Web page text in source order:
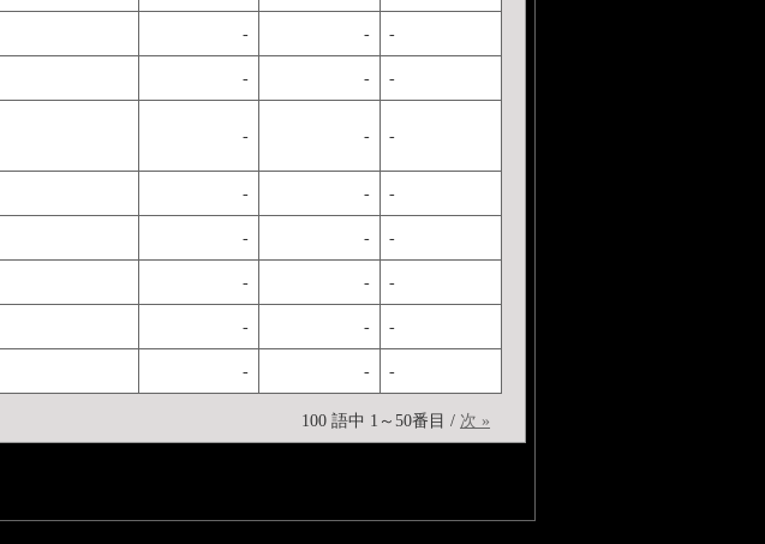
- - -
- - -
- - -
- - -
- - -
- - -
- - -
- - -
100 語中 1～50番目 / 次 »